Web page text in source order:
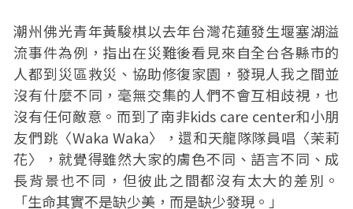
潮州佛光青年黃駿棋以去年台灣花蓮發生堰塞湖溢
流事件為例，指出在災難後看見來自全台各縣市的
人都到災區救災、協助修復家園，發現人我之間並
沒有什麼不同，毫無交集的人們不會互相歧視，也
沒有任何敵意。而到了南非kids care center和小朋
友們跳〈Waka Waka〉，還和天龍隊隊員唱〈茉莉
花〉，就覺得雖然大家的膚色不同、語言不同、成
長背景也不同，但彼此之間都沒有太大的差別。
「生命其實不是缺少美，而是缺少發現。」